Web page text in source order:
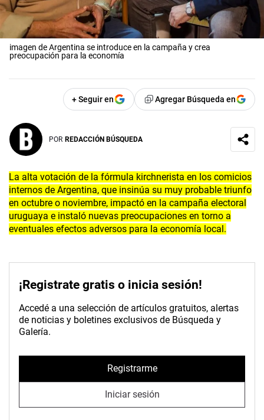
imagen de Argentina se introduce en la campaña y crea
preocupación para la economía
+ Seguir en Agregar Búsqueda en
POR REDACCIÓN BÚSQUEDA
La alta votación de la fórmula kirchnerista en los comicios
internos de Argentina, que insinúa su muy probable triunfo
en octubre o noviembre, impactó en la campaña electoral
uruguaya e instaló nuevas preocupaciones en torno a
eventuales efectos adversos para la economía local.
¡Registrate gratis o inicia sesión!
Accedé a una selección de artículos gratuitos, alertas
de noticias y boletines exclusivos de Búsqueda y
Galería.
Registrarme
Iniciar sesión